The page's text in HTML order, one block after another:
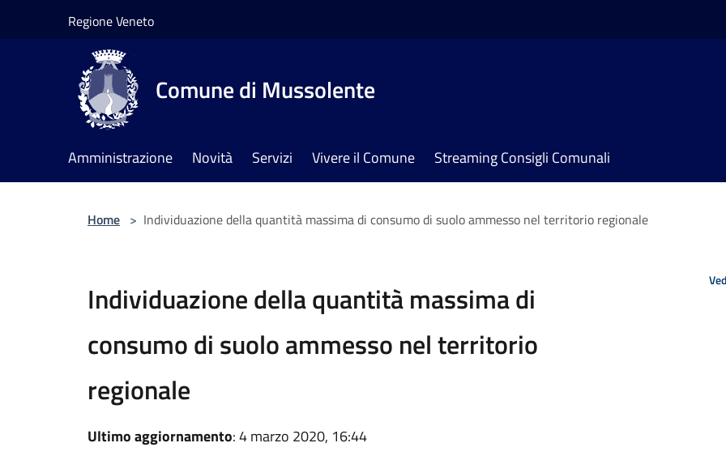
Regione Veneto
Comune di Mussolente
Amministrazione Novità Servizi Vivere il Comune Streaming Consigli Comunali
Home > Individuazione della quantità massima di consumo di suolo ammesso nel territorio regionale
Individuazione della quantità massima di
consumo di suolo ammesso nel territorio
regionale
Ultimo aggiornamento: 4 marzo 2020, 16:44